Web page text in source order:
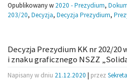
Opublikowany w 2020 - Prezydium,
203/20, Decyzja, Decyzja Prezydium,
Decyzja Prezydium KK nr 202/20
i znaku graficznego NSZZ
Napisany w dniu 21.12.2020 | przez